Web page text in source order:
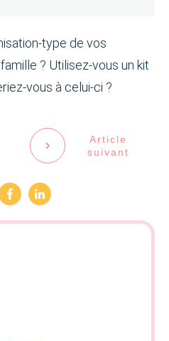
type de vos
? Utilisez-vous un kit
vous à celui-ci ?
Article
suivant